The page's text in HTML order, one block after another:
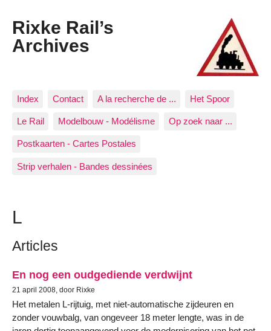
Rixke Rail’s
Archives
Index Contact A la recherche de ... Het Spoor
Le Rail Modelbouw - Modélisme Op zoek naar ...
Postkaarten - Cartes Postales
Strip verhalen - Bandes dessinées
L
Articles
En nog een oudgediende verdwijnt
21 april 2008, door Rixke
Het metalen L-rijtuig, met niet-automatische zijdeuren en
zonder vouwbalg, van ongeveer 18 meter lengte, was in de